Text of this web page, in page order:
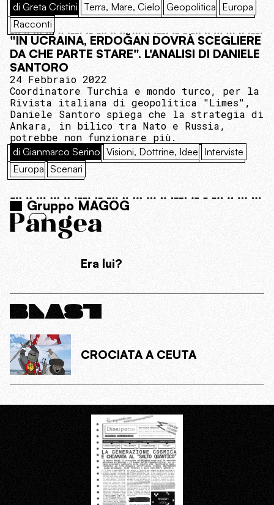
di Greta Cristini Terra, Mare, Cielo Geopolitica Europa
Racconti
"IN UCRAINA, ERDOĞAN DOVRÀ SCEGLIERE
DA CHE PARTE STARE". L'ANALISI DI DANIELE
SANTORO
24 Febbraio 2022
Coordinatore Turchia e mondo turco, per la
Rivista italiana di geopolitica "Limes",
Daniele Santoro spiega che la strategia di
Ankara, in bilico tra Nato e Russia,
potrebbe non funzionare più.
di Gianmarco Serino Visioni, Dottrine, Idee Interviste
Europa Scenari
Gruppo MAGOG
Era lui?
CROCIATA A CEUTA